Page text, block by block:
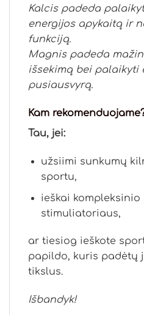
Kalcis padeda
energijos apykaitą ir
funkciją.
Magnis padeda
išsekimą bei palaikyti
pusiausvyrą.
Kam
Tau, jei:
užsiimi sunkumų
sportu,
ieškai
stimuliatoriaus,
ar tiesiog ieškote
papildo, kuris padėtų
tikslus.
Išbandyk!